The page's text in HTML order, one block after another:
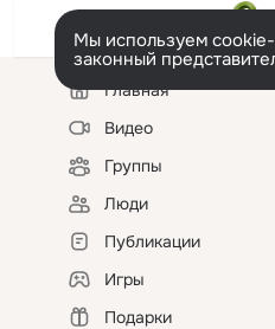
Мы используем
законный
Левая
колонкаГлавная
Видео
Группы
Люди
Публикации
Игры
Подарки